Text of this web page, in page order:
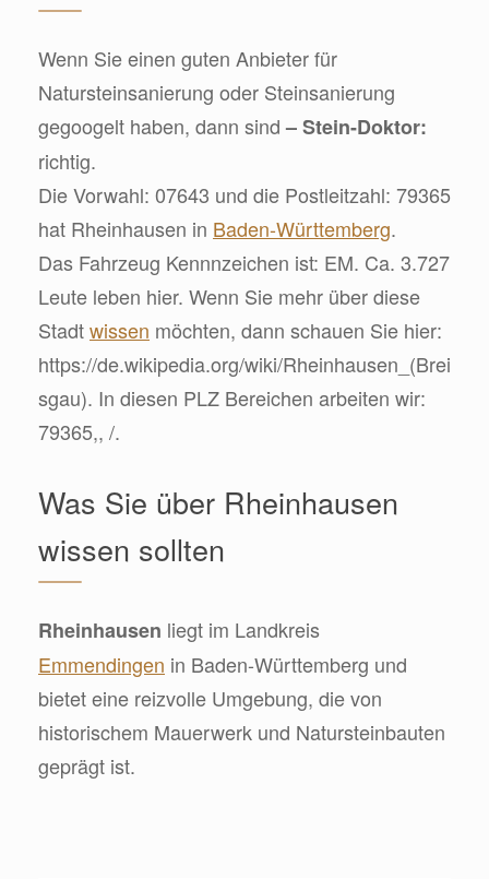
Wenn Sie einen guten Anbieter für
Natursteinsanierung oder Steinsanierung
gegoogelt haben, dann sind– Stein-Doktor:
richtig.
Die Vorwahl: 07643 und die Postleitzahl: 79365
hat Rheinhausen in Baden-Württemberg.
Das Fahrzeug Kennnzeichen ist: EM. Ca. 3.727
Leute leben hier. Wenn Sie mehr über diese
Stadtwissen möchten, dann schauen Sie hier:
https://de.wikipedia.org/wiki/Rheinhausen_(Brei
sgau). In diesen PLZ Bereichen arbeiten wir:
79365,, /.
Was Sie über Rheinhausen
wissen sollten
Rheinhausen liegt im Landkreis
Emmendingen in Baden-Württemberg und
bietet eine reizvolle Umgebung, die von
historischem Mauerwerk und Natursteinbauten
geprägt ist.